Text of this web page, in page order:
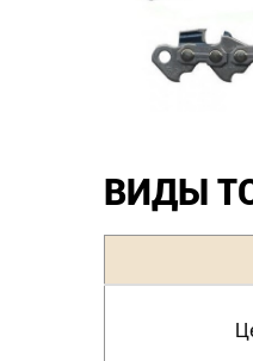
ВИДЫ